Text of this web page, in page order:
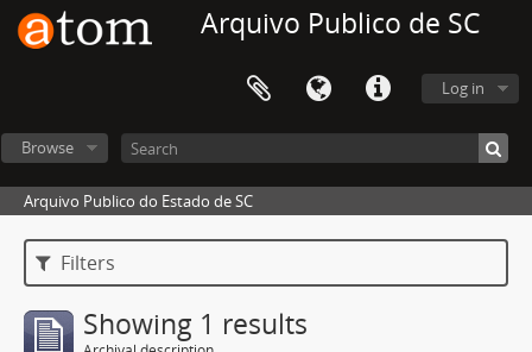
Arquivo Publico de SC
Log in
Browse
Arquivo Publico do Estado de SC
Filters
Showing 1 results